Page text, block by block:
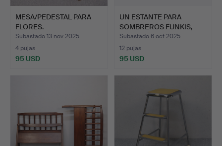
MESA/PEDESTAL PARA
FLORES.
Subastado 13 nov 2025
4 pujas
95 USD
UN ESTANTE PARA
SOMBREROS FUNKIS,
abedul y…
Subastado 6 oct 2025
12 pujas
95 USD